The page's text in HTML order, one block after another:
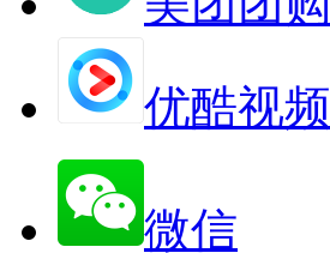
优酷视频
微信